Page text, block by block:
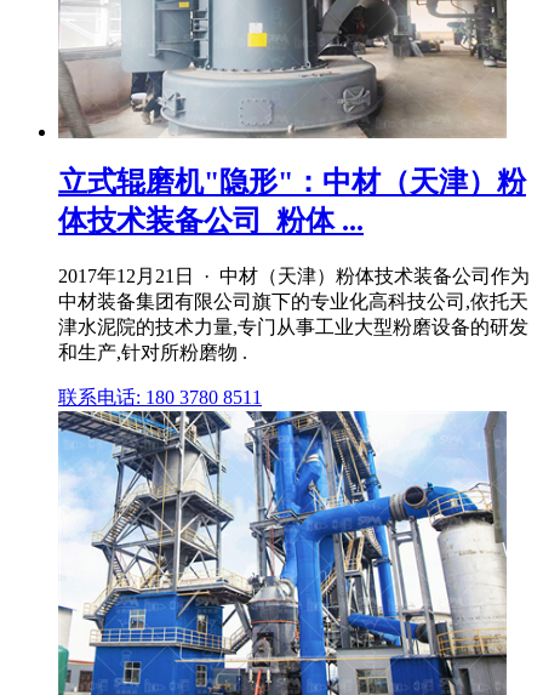
立式辊磨机"隐形"：中材（天津）粉
体技术装备公司_粉体 ...
2017年12月21日 · 中材（天津）粉体技术装备公司作为
中材装备集团有限公司旗下的专业化高科技公司,依托天
津水泥院的技术力量,专门从事工业大型粉磨设备的研发
和生产,针对所粉磨物 .
联系电话: 180 3780 8511